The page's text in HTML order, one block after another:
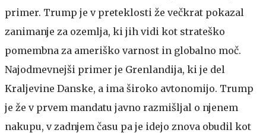
primer. Trump je v preteklosti že večkrat pokazal
zanimanje za ozemlja, ki jih vidi kot strateško
pomembna za ameriško varnost in globalno moč.
Najodmevnejši primer je Grenlandija, ki je del
Kraljevine Danske, a ima široko avtonomijo. Trump
je že v prvem mandatu javno razmišljal o njenem
nakupu, v zadnjem času pa je idejo znova obudil kot